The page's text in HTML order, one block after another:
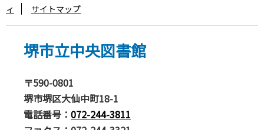
堺市立中央図書館
〒590-0801
堺市堺区大仙中町18-1
電話番号： 072-244-3811
ィ
サイトマップ